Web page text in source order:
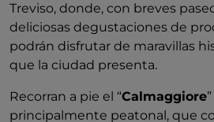
Treviso, donde, con breves
deliciosas degustaciones de
podrán disfrutar de maravillas
que la ciudad presenta.
Recorran a pie el “Calmaggiore
principalmente peatonal, que